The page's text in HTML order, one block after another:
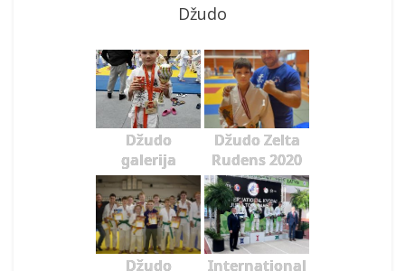
Džudo
Džudo
galerija
Džudo Zelta
Rudens 2020
Džudo
International